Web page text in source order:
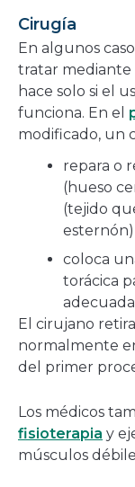
Cirugía
En algunos
tratar mediante
hace solo si el
funciona. En el
modificado, un
repara o
(hueso
(tejido
coloca
torácica
adecuada
El cirujano
normalmente
del primer
Los médicos
fisioterapia y
músculos